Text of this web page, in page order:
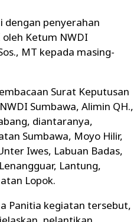
dengan penyerahan
Ketum NWDI
MT kepada masing-
Surat Keputusan
Sumbawa, Alimin QH.,
diantaranya,
Sumbawa, Moyo Hilir,
Iwes, Labuan Badas,
Lantung,
Lopok.
Panitia kegiatan tersebut,